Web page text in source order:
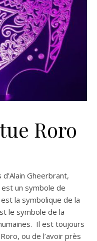
Roro
Gheerbrant,
un symbole de
la symbolique de la
le symbole de la
Il est toujours
ou de l’avoir près